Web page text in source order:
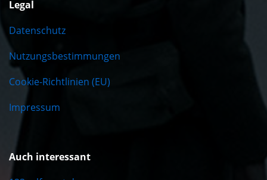
Legal
Datenschutz
Nutzungsbestimmungen
Cookie-Richtlinien (EU)
Impressum
Auch interessant